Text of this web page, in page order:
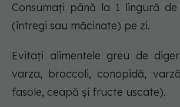
Consumați până la 1 lingură
(întregi sau măcinate) pe zi.
Evitați alimentele greu de
varza, broccoli, conopidă,
fasole, ceapă și fructe uscate).